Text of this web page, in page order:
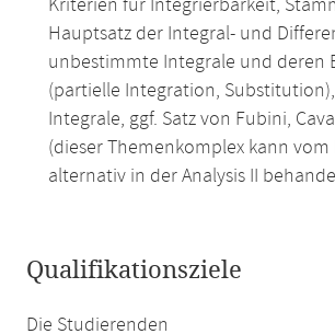
Kriterien für Integrierbarkeit,
Hauptsatz der Integral- und
unbestimmte Integrale und deren
(partielle Integration,
Integrale, ggf. Satz von Fubini,
(dieser Themenkomplex kann vom
alternativ in der Analysis II
Qualifikationsziele
Die Studierenden